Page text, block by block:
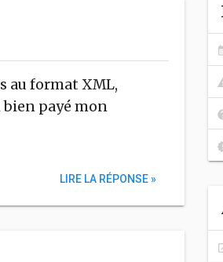
au format XML,
bien payé mon
LIRE LA RÉPONSE »